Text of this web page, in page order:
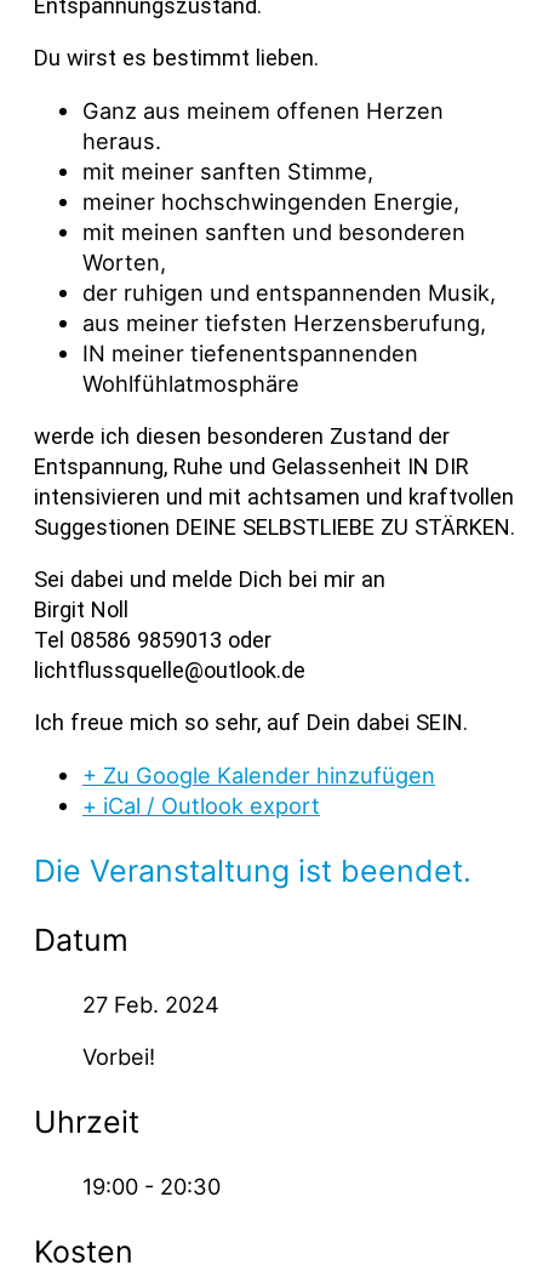
Entspannungszustand.
Du wirst es bestimmt lieben.
Ganz aus meinem offenen Herzen
heraus.
mit meiner sanften Stimme,
meiner hochschwingenden Energie,
mit meinen sanften und besonderen
Worten,
der ruhigen und entspannenden Musik,
aus meiner tiefsten Herzensberufung,
IN meiner tiefenentspannenden
Wohlfühlatmosphäre
werde ich diesen besonderen Zustand der
Entspannung, Ruhe und Gelassenheit IN DIR
intensivieren und mit achtsamen und kraftvollen
Suggestionen DEINE SELBSTLIEBE ZU STÄRKEN.
Sei dabei und melde Dich bei mir an
Birgit Noll
Tel 08586 9859013 oder
lichtflussquelle@outlook.de
Ich freue mich so sehr, auf Dein dabei SEIN.
+ Zu Google Kalender hinzufügen
+ iCal / Outlook export
Die Veranstaltung ist beendet.
Datum
27 Feb. 2024
Vorbei!
Uhrzeit
19:00 - 20:30
Kosten